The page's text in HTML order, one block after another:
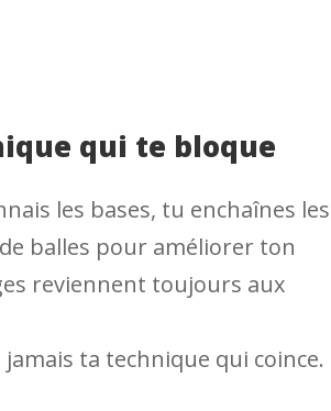
qui te bloque
les bases, tu enchaînes les
balles pour améliorer ton
reviennent toujours aux
jamais ta technique qui coince.